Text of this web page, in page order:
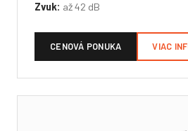
Zvuk: až 42 dB
CENOVÁ PONUKA VIAC